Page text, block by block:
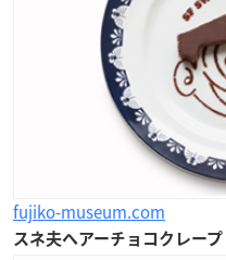
fujiko-museum.com
スネ夫ヘアーチョコクレープ